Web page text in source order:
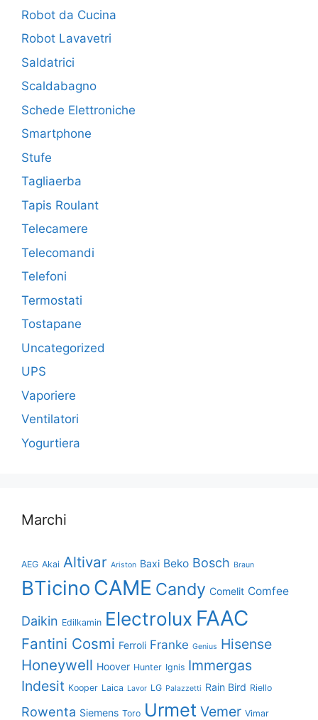
Robot da Cucina
Robot Lavavetri
Saldatrici
Scaldabagno
Schede Elettroniche
Smartphone
Stufe
Tagliaerba
Tapis Roulant
Telecamere
Telecomandi
Telefoni
Termostati
Tostapane
Uncategorized
UPS
Vaporiere
Ventilatori
Yogurtiera
Marchi
AEG Akai Altivar Ariston Baxi Beko Bosch Braun
BTicino CAME Candy Comelit Comfee
Daikin Edilkamin Electrolux FAAC
Fantini Cosmi Ferroli Franke Genius Hisense
Honeywell Hoover Hunter Ignis Immergas
Indesit Kooper Laica Lavor LG Palazzetti Rain Bird Riello
Rowenta Siemens Toro Urmet Vemer Vimar